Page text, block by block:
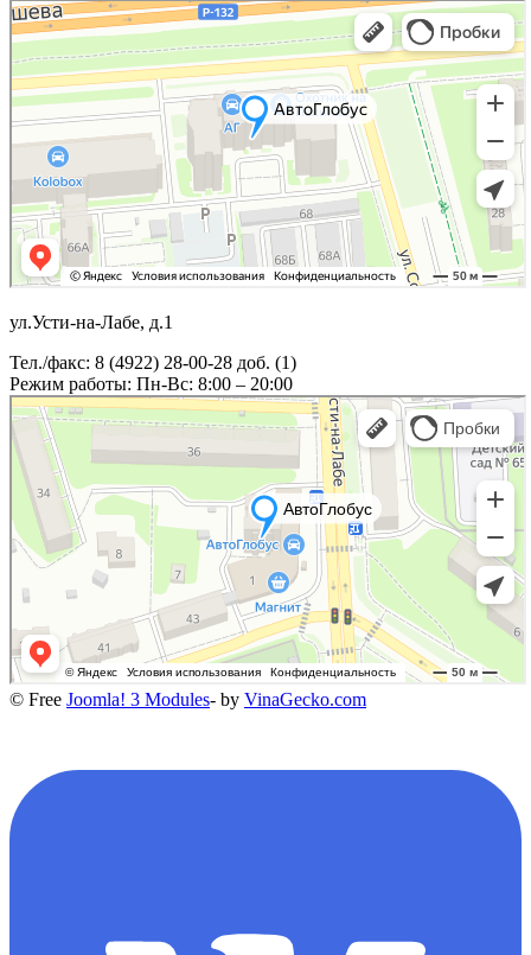
ул.Усти-на-Лабе, д.1
Тел./факс: 8 (4922) 28-00-28 доб. (1)
Режим работы: Пн-Вс: 8:00 – 20:00
© Free Joomla! 3 Modules- by VinaGecko.com